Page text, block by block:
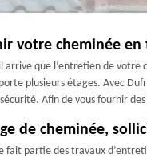
votre cheminée en
arrive que l’entretien de votre
plusieurs étages. Avec
Afin de vous fournir
de cheminée,
fait partie des travaux